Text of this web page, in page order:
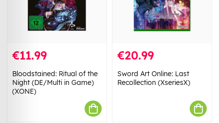
€11.99
Bloodstained: Ritual of the
Night (DE/Multi in Game)
(XONE)
€20.99
Sword Art Online: Last
Recollection (XseriesX)